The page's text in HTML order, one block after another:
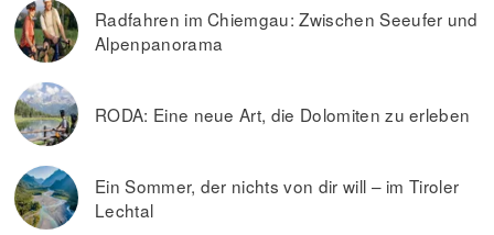
Radfahren im Chiemgau: Zwischen Seeufer und
Alpenpanorama
RODA: Eine neue Art, die Dolomiten zu erleben
Ein Sommer, der nichts von dir will – im Tiroler
Lechtal